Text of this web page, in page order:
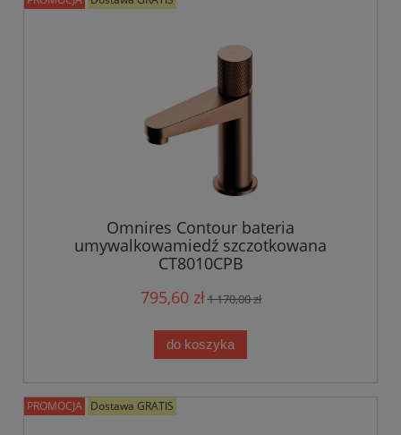
Omnires Contour bateria
umywalkowamiedź szczotkowana
CT8010CPB
795,60 zł1 170,00 zł
do koszyka
PROMOCJA Dostawa GRATIS